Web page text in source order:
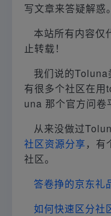
写文章来答疑解惑。
本站所有内容仅
止转载！
我们说的Toluna
有很多个社区在
una 那个官方问卷
从来没做过
社区资源分享 ，有
社区。
答卷挣的京东礼
如何快速区分社